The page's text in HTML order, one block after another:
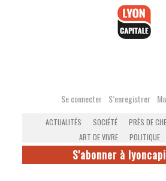
Se connecter S’enregistrer
ACTUALITÉS SOCIÉTÉ PRÈS DE
ART DE VIVRE
POLITIQUE
S'abonner à